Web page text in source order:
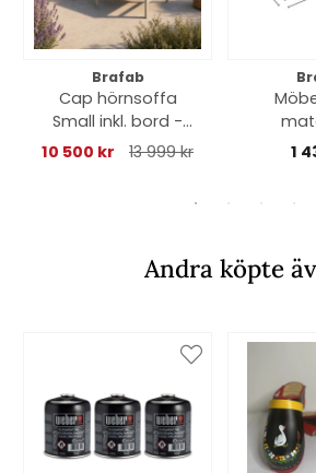
Brafab
Cap hörnsoffa
Small inkl. bord -
light grey/grey
10 500 kr 13 999 kr 1
Andra köpte